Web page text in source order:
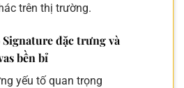
trên thị trường.
đặc trưng và
bền bỉ
yếu tố quan trọng